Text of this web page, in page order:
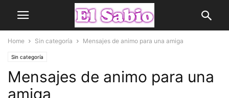
Home Sin categoría Mensajes de animo para una amiga
Sin categoría
Mensajes de animo para una
amiga